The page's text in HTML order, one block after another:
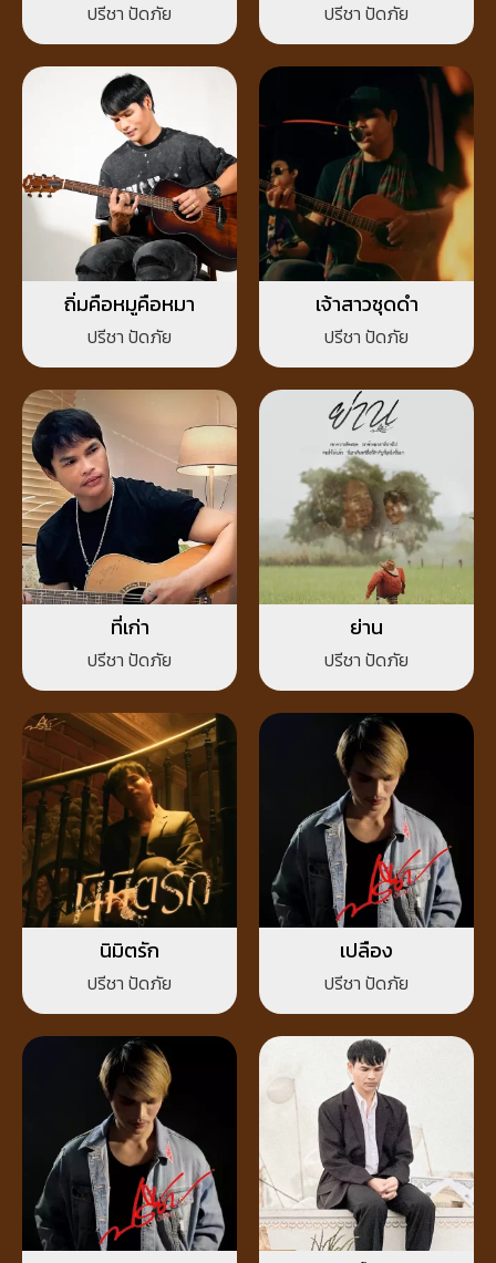
ปรีชา ปัดภัย ปรีชา ปัดภัย
ถิ่มคือหมูคือหมา
ปรีชา ปัดภัย
เจ้าสาวชุดดำ
ปรีชา ปัดภัย
ที่เก่า
ปรีชา ปัดภัย
ย่าน
ปรีชา ปัดภัย
นิมิตรัก
ปรีชา ปัดภัย
เปลือง
ปรีชา ปัดภัย